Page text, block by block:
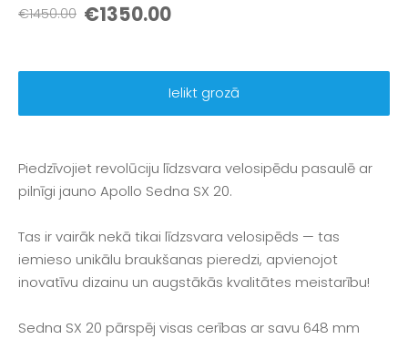
€1450.00 €1350.00
Ielikt grozā
Piedzīvojiet revolūciju līdzsvara velosipēdu pasaulē ar
pilnīgi jauno Apollo Sedna SX 20.
Tas ir vairāk nekā tikai līdzsvara velosipēds — tas
iemieso unikālu braukšanas pieredzi, apvienojot
inovatīvu dizainu un augstākās kvalitātes meistarību!
Sedna SX 20 pārspēj visas cerības ar savu 648 mm